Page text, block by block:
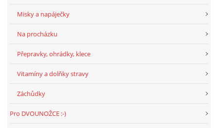
Misky a napáječky
Na procházku
Přepravky, ohrádky, klece
Vitamíny a dolňky stravy
Záchůdky
Pro DVOUNOŽCE :-)